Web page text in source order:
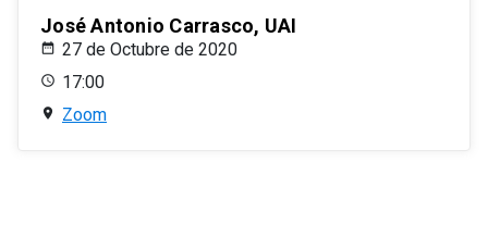
José Antonio Carrasco, UAI
27 de Octubre de 2020
17:00
Zoom